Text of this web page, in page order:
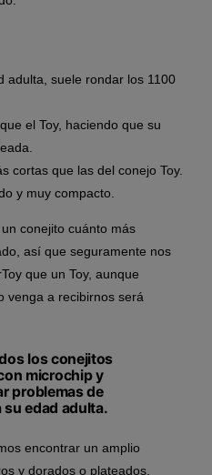
adulta, suele rondar los 1100
el Toy, haciendo que su
cortas que las del conejo Toy.
y muy compacto.
conejito cuánto más
así que seguramente nos
que un Toy, aunque
venga a recibirnos será
los conejitos
microchip y
problemas de
su edad adulta.
encontrar un amplio
y dorados o plateados,